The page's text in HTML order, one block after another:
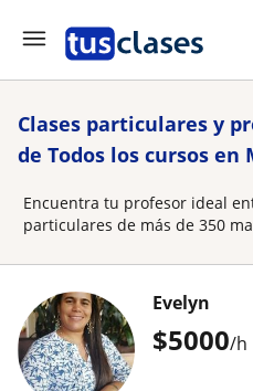
Clases particulares y
de Todos los cursos en
Encuentra tu profesor ideal
particulares de más de 350
$5000/h
Evelyn